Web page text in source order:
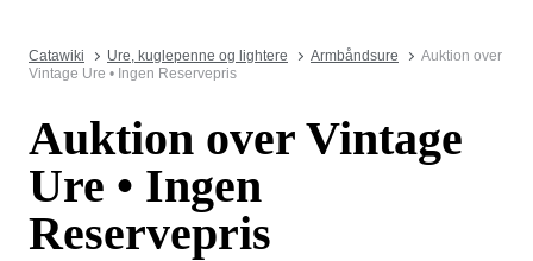
Catawiki Ure, kuglepenne og lightere Armbåndsure
Auktion over
Vintage Ure • Ingen Reservepris
Auktion over Vintage
Ure • Ingen
Reservepris